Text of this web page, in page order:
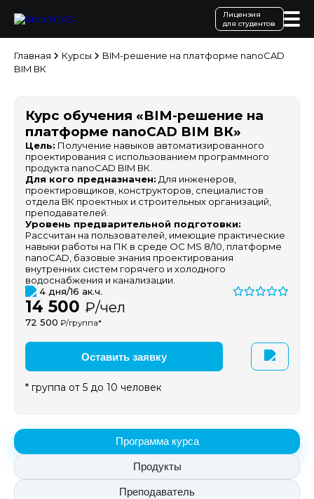
Лицензия
для студентов
Главная Курсы
BIM-решение на платформе nanoCAD
BIM ВК
Курс обучения «BIM-решение на
платформе nanoCAD BIM ВК»
Цель: Получение навыков автоматизированного
проектирования с использованием программного
продукта nanoCAD BIM ВК.
Для кого предназначен: Для инженеров,
проектировщиков, конструкторов, специалистов
отдела ВК проектных и строительных организаций,
преподавателей.
Уровень предварительной подготовки:
Рассчитан на пользователей, имеющие практические
навыки работы на ПК в среде ОС MS 8/10, платформе
nanoCAD, базовые знания проектирования
внутренних систем горячего и холодного
водоснабжения и канализации.
4 дня/16 ак.ч.
14 500 ₽/чел
72 500 ₽/группа*
Оставить заявку
* группа от 5 до 10 человек
Программа курса
Продукты
Преподаватель